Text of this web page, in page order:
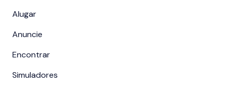
Alugar
Anuncie
Encontrar
Simuladores